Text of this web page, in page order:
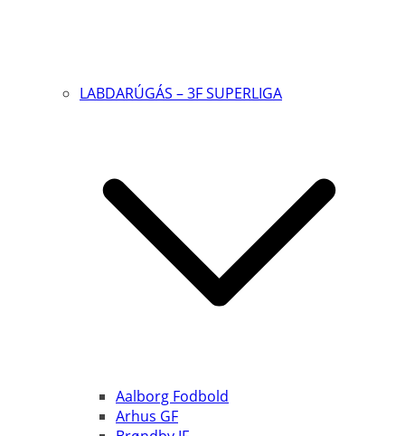
LABDARÚGÁS – 3F SUPERLIGA
Aalborg Fodbold
Arhus GF